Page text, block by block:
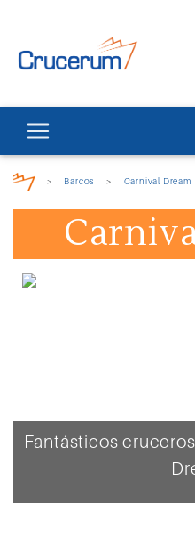
> Barcos > Carnival Dream
Fantásticos